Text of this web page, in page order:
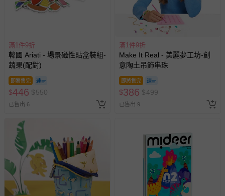
滿1件9折
韓國 Ariati - 場景磁性貼盒裝組-
蔬果(配對)
即將售完
$446 $550
已售出 6
滿1件9折
Make It Real - 美麗夢工坊-創
意陶土吊飾串珠
即將售完
$386 $499
已售出 9